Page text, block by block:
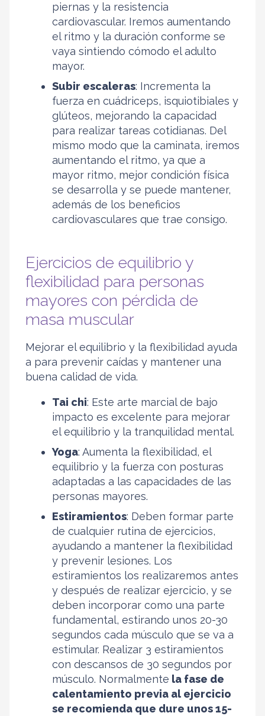
piernas y la resistencia
cardiovascular. Iremos aumentando
el ritmo y la duración conforme se
vaya sintiendo cómodo el adulto
mayor.
Subir escaleras: Incrementa la
fuerza en cuádriceps, isquiotibiales y
glúteos, mejorando la capacidad
para realizar tareas cotidianas. Del
mismo modo que la caminata, iremos
aumentando el ritmo, ya que a
mayor ritmo, mejor condición física
se desarrolla y se puede mantener,
además de los beneficios
cardiovasculares que trae consigo.
Ejercicios de equilibrio y
flexibilidad para personas
mayores con pérdida de
masa muscular
Mejorar el equilibrio y la flexibilidad ayuda
a para prevenir caídas y mantener una
buena calidad de vida.
Tai chi: Este arte marcial de bajo
impacto es excelente para mejorar
el equilibrio y la tranquilidad mental.
Yoga: Aumenta la flexibilidad, el
equilibrio y la fuerza con posturas
adaptadas a las capacidades de las
personas mayores.
Estiramientos: Deben formar parte
de cualquier rutina de ejercicios,
ayudando a mantener la flexibilidad
y prevenir lesiones. Los
estiramientos los realizaremos antes
y después de realizar ejercicio, y se
deben incorporar como una parte
fundamental, estirando unos 20-30
segundos cada músculo que se va a
estimular. Realizar 3 estiramientos
con descansos de 30 segundos por
músculo. Normalmente la fase de
calentamiento previa al ejercicio
se recomienda que dure unos 15-